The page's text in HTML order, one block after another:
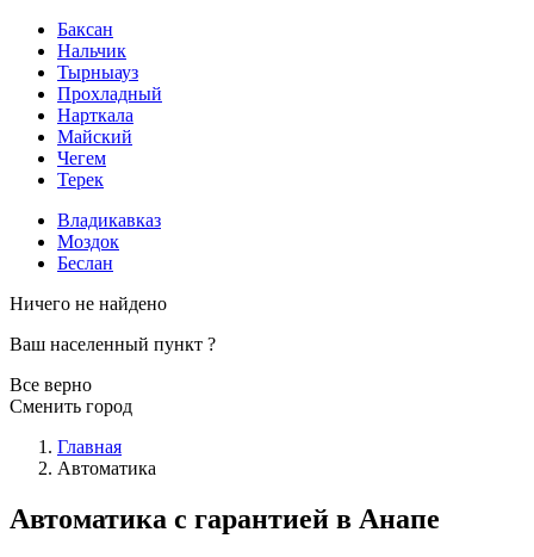
Баксан
Нальчик
Тырныауз
Прохладный
Нарткала
Майский
Чегем
Терек
Владикавказ
Моздок
Беслан
Ничего не найдено
Ваш населенный пункт ?
Все верно
Сменить город
Главная
Автоматика
Автоматика с гарантией в Анапе